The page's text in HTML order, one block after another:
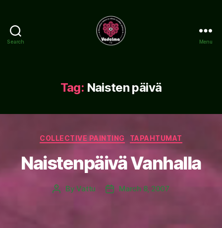
Search Menu
Tag: Naisten päivä
Categories
COLLECTIVE PAINTING TAPAHTUMAT
Naistenpäivä Vanhalla
PostByVattu
PostMarch 8, 2007